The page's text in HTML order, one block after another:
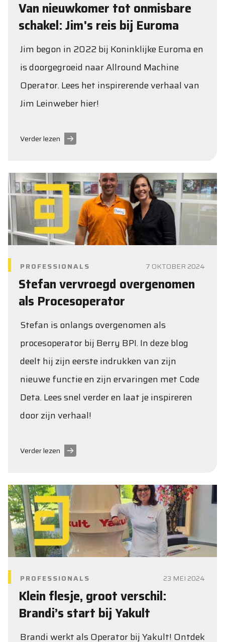
Van nieuwkomer tot onmisbare
schakel: Jim's reis bij Euroma
Jim begon in 2022 bij Koninklijke Euroma en
is doorgegroeid naar Allround Machine
Operator. Lees het inspirerende verhaal van
Jim Leinweber hier!
Verder lezen
PROFESSIONALS 7 OKTOBER 2024
Stefan vervroegd overgenomen
als Procesoperator
Stefan is onlangs overgenomen als
procesoperator bij Berry BPI. In deze blog
deelt hij zijn eerste indrukken van zijn
nieuwe functie en zijn ervaringen met Code
Deta. Lees snel verder en laat je inspireren
door zijn verhaal!
Verder lezen
PROFESSIONALS 23 MEI 2024
Klein flesje, groot verschil:
Brandi’s start bij Yakult
Brandi werkt als Operator bij Yakult! Ontdek